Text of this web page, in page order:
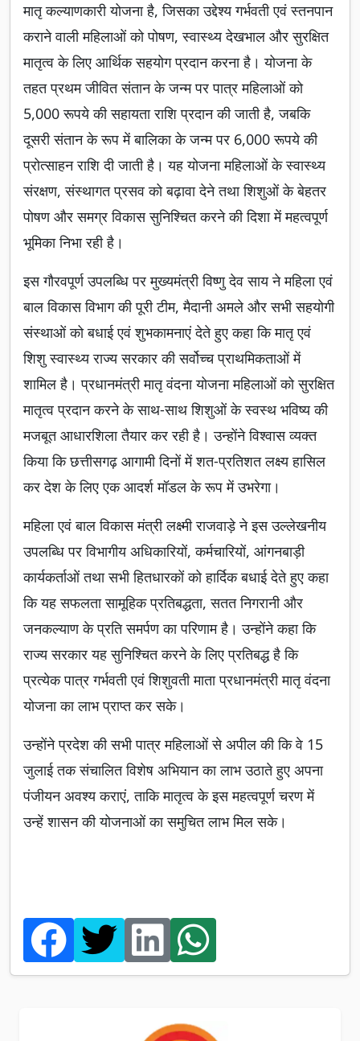
मातृ कल्याणकारी योजना है, जिसका उद्देश्य गर्भवती एवं स्तनपान
कराने वाली महिलाओं को पोषण, स्वास्थ्य देखभाल और सुरक्षित
मातृत्व के लिए आर्थिक सहयोग प्रदान करना है। योजना के
तहत प्रथम जीवित संतान के जन्म पर पात्र महिलाओं को
5,000 रूपये की सहायता राशि प्रदान की जाती है, जबकि
दूसरी संतान के रूप में बालिका के जन्म पर 6,000 रूपये की
प्रोत्साहन राशि दी जाती है। यह योजना महिलाओं के स्वास्थ्य
संरक्षण, संस्थागत प्रसव को बढ़ावा देने तथा शिशुओं के बेहतर
पोषण और समग्र विकास सुनिश्चित करने की दिशा में महत्वपूर्ण
भूमिका निभा रही है।
इस गौरवपूर्ण उपलब्धि पर मुख्यमंत्री विष्णु देव साय ने महिला एवं
बाल विकास विभाग की पूरी टीम, मैदानी अमले और सभी सहयोगी
संस्थाओं को बधाई एवं शुभकामनाएं देते हुए कहा कि मातृ एवं
शिशु स्वास्थ्य राज्य सरकार की सर्वोच्च प्राथमिकताओं में
शामिल है। प्रधानमंत्री मातृ वंदना योजना महिलाओं को सुरक्षित
मातृत्व प्रदान करने के साथ-साथ शिशुओं के स्वस्थ भविष्य की
मजबूत आधारशिला तैयार कर रही है। उन्होंने विश्वास व्यक्त
किया कि छत्तीसगढ़ आगामी दिनों में शत-प्रतिशत लक्ष्य हासिल
कर देश के लिए एक आदर्श मॉडल के रूप में उभरेगा।
महिला एवं बाल विकास मंत्री लक्ष्मी राजवाड़े ने इस उल्लेखनीय
उपलब्धि पर विभागीय अधिकारियों, कर्मचारियों, आंगनबाड़ी
कार्यकर्ताओं तथा सभी हितधारकों को हार्दिक बधाई देते हुए कहा
कि यह सफलता सामूहिक प्रतिबद्धता, सतत निगरानी और
जनकल्याण के प्रति समर्पण का परिणाम है। उन्होंने कहा कि
राज्य सरकार यह सुनिश्चित करने के लिए प्रतिबद्ध है कि
प्रत्येक पात्र गर्भवती एवं शिशुवती माता प्रधानमंत्री मातृ वंदना
योजना का लाभ प्राप्त कर सके।
उन्होंने प्रदेश की सभी पात्र महिलाओं से अपील की कि वे 15
जुलाई तक संचालित विशेष अभियान का लाभ उठाते हुए अपना
पंजीयन अवश्य कराएं, ताकि मातृत्व के इस महत्वपूर्ण चरण में
उन्हें शासन की योजनाओं का समुचित लाभ मिल सके।